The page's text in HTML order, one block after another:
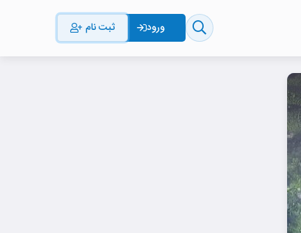
ورود ثبت نام